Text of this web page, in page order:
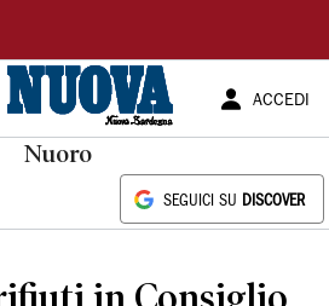
ACCEDI
Nuoro
SEGUICI SU DISCOVER
in Consiglio